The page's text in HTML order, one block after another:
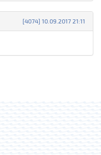
[4074] 10.09.2017 21:11